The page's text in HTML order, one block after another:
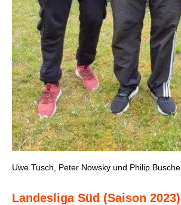
Uwe Tusch, Peter Nowsky und Philip Busche
Landesliga Süd (Saison 2023)